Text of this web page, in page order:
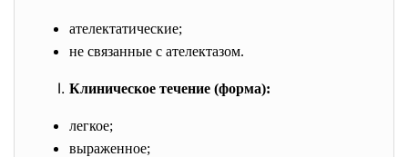
ателектатические;
не связанные с ателектазом.
Клиническое течение (форма):
легкое;
выраженное;